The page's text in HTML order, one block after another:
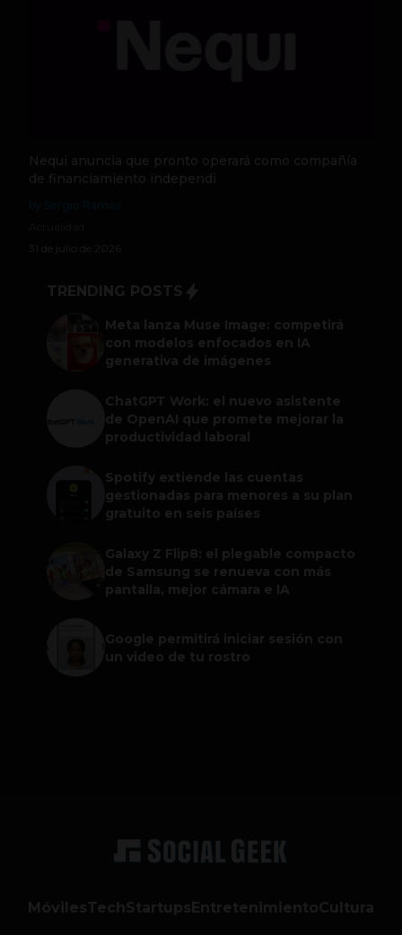
Nequi anuncia que pronto operará como compañía
de financiamiento independi
31 de julio de 2026
TRENDING POSTS
Meta lanza Muse Image: competirá
con modelos enfocados en IA
generativa de imágenes
ChatGPT Work: el nuevo asistente
de OpenAI que promete mejorar la
productividad laboral
Spotify extiende las cuentas
gestionadas para menores a su plan
gratuito en seis países
Galaxy Z Flip8: el plegable compacto
de Samsung se renueva con más
pantalla, mejor cámara e IA
Google permitirá iniciar sesión con
un video de tu rostro